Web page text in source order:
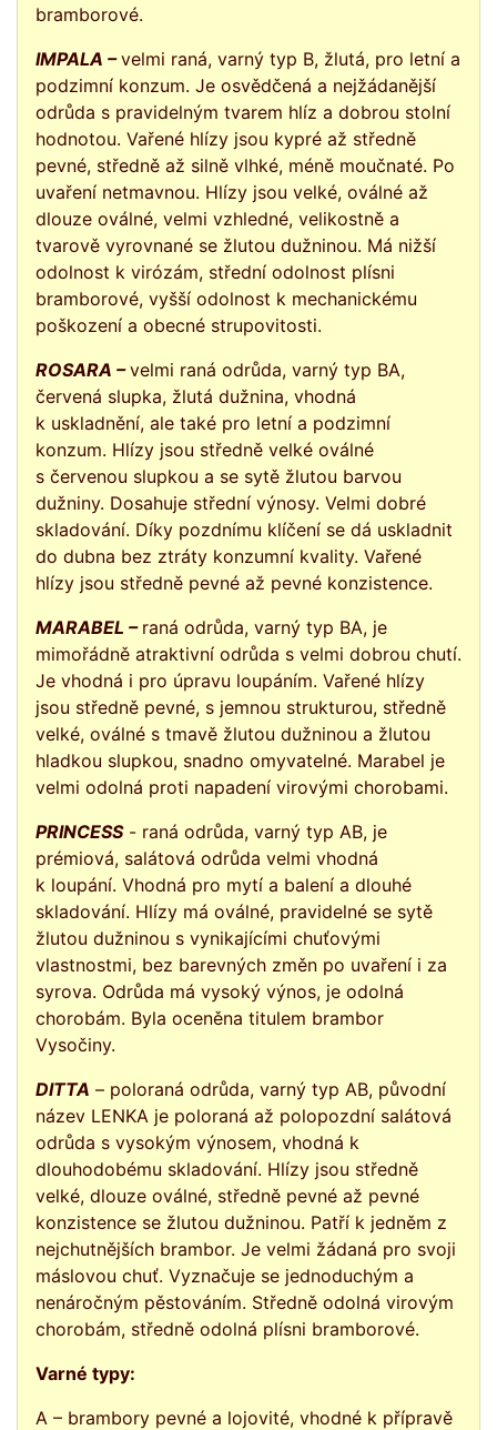
bramborové.
IMPALA –velmi raná, varný typ B, žlutá, pro letní a
podzimní konzum. Je osvědčená a nejžádanější
odrůda s pravidelným tvarem hlíz a dobrou stolní
hodnotou. Vařené hlízy jsou kypré až středně
pevné, středně až silně vlhké, méně moučnaté. Po
uvaření netmavnou. Hlízy jsou velké, oválné až
dlouze oválné, velmi vzhledné, velikostně a
tvarově vyrovnané se žlutou dužninou. Má nižší
odolnost k virózám, střední odolnost plísni
bramborové, vyšší odolnost k mechanickému
poškození a obecné strupovitosti.
ROSARA –velmi raná odrůda, varný typ BA,
červená slupka, žlutá dužnina, vhodná
k uskladnění, ale také pro letní a podzimní
konzum. Hlízy jsou středně velké oválné
s červenou slupkou a se sytě žlutou barvou
dužniny. Dosahuje střední výnosy. Velmi dobré
skladování. Díky pozdnímu klíčení se dá uskladnit
do dubna bez ztráty konzumní kvality. Vařené
hlízy jsou středně pevné až pevné konzistence.
MARABEL – raná odrůda, varný typ BA, je
mimořádně atraktivní odrůda s velmi dobrou chutí.
Je vhodná i pro úpravu loupáním. Vařené hlízy
jsou středně pevné, s jemnou strukturou, středně
velké, oválné s tmavě žlutou dužninou a žlutou
hladkou slupkou, snadno omyvatelné. Marabel je
velmi odolná proti napadení virovými chorobami.
PRINCESS - raná odrůda, varný typ AB, je
prémiová, salátová odrůda velmi vhodná
k loupání. Vhodná pro mytí a balení a dlouhé
skladování. Hlízy má oválné, pravidelné se sytě
žlutou dužninou s vynikajícími chuťovými
vlastnostmi, bez barevných změn po uvaření i za
syrova. Odrůda má vysoký výnos, je odolná
chorobám. Byla oceněna titulem brambor
Vysočiny.
DITTA – poloraná odrůda, varný typ AB, původní
název LENKA je poloraná až polopozdní salátová
odrůda s vysokým výnosem, vhodná k
dlouhodobému skladování. Hlízy jsou středně
velké, dlouze oválné, středně pevné až pevné
konzistence se žlutou dužninou. Patří k jedněm z
nejchutnějších brambor. Je velmi žádaná pro svoji
máslovou chuť. Vyznačuje se jednoduchým a
nenáročným pěstováním. Středně odolná virovým
chorobám, středně odolná plísni bramborové.
Varné typy:
A – brambory pevné a lojovité, vhodné k přípravě